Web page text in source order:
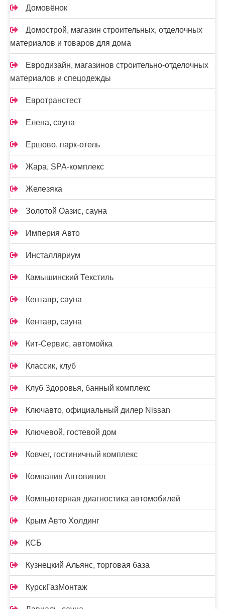
Домовёнок
Домострой, магазин строительных, отделочных
материалов и товаров для дома
Евродизайн, магазинов строительно-отделочных
материалов и спецодежды
Евротранстест
Елена, сауна
Ершово, парк-отель
Жара, SPA-комплекс
Железяка
Золотой Оазис, сауна
Империя Авто
Инсталляриум
Камышинский Текстиль
Кентавр, сауна
Кентавр, сауна
Кит-Сервис, автомойка
Классик, клуб
Клуб Здоровья, банный комплекс
Ключавто, официальный дилер Nissan
Ключевой, гостевой дом
Ковчег, гостиничный комплекс
Компания Автовинил
Компьютерная диагностика автомобилей
Крым Авто Холдинг
КСБ
Кузнецкий Альянс, торговая база
КурскГазМонтаж